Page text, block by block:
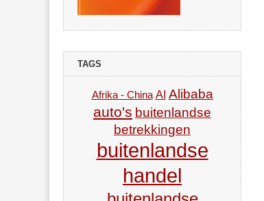
TAGS
Afrika - China AI Alibaba
auto's buitenlandse
betrekkingen
buitenlandse
handel